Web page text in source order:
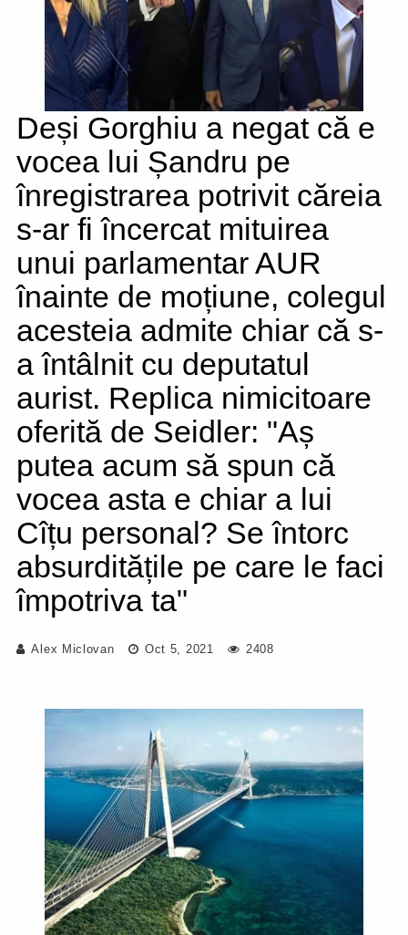
Deși Gorghiu a negat că e
vocea lui Șandru pe
înregistrarea potrivit căreia
s-ar fi încercat mituirea
unui parlamentar AUR
înainte de moțiune, colegul
acesteia admite chiar că s-
a întâlnit cu deputatul
aurist. Replica nimicitoare
oferită de Seidler: "Aș
putea acum să spun că
vocea asta e chiar a lui
Cîțu personal? Se întorc
absurditățile pe care le faci
împotriva ta"
Alex Miclovan Oct 5, 2021 2408